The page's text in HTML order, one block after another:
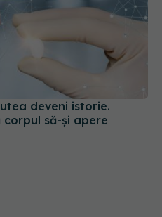
deveni istorie.
corpul să-și apere